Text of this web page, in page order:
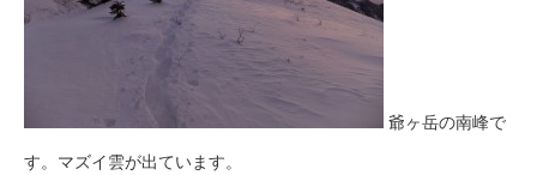
爺ヶ岳の南峰で
す。マズイ雲が出ています。